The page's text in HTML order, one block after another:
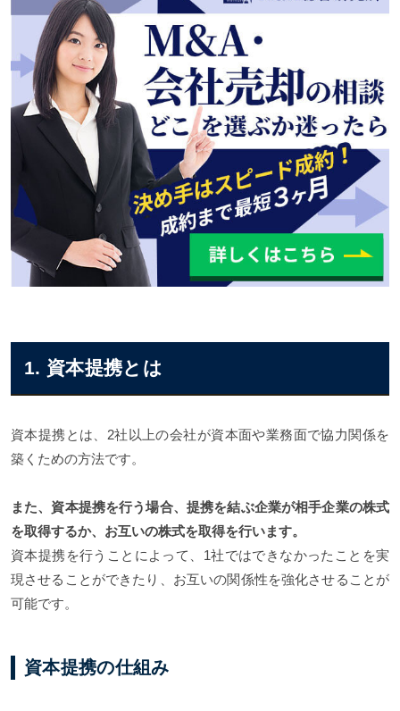
資本提携の手法
資本提携の手続き
資本提携の注意点
資本提携の事例【2024年最新】
資本提携でさらなる事業拡大が可能
1. 資本提携とは
資本提携とは、2社以上の会社が資本面や業務面で協力関係を
築くための方法です。
また、資本提携を行う場合、提携を結ぶ企業が相手企業の株式
を取得するか、お互いの株式を取得を行います。
資本提携を行うことによって、1社ではできなかったことを実
現させることができたり、お互いの関係性を強化させることが
可能です。
資本提携の仕組み